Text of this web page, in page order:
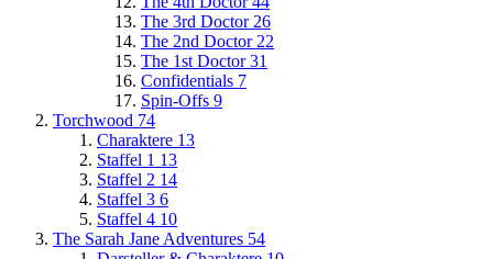
The 3rd Doctor 26
The 2nd Doctor 22
The 1st Doctor 31
Confidentials 7
Spin-Offs 9
Torchwood 74
Charaktere 13
Staffel 1 13
Staffel 2 14
Staffel 3 6
Staffel 4 10
The Sarah Jane Adventures 54